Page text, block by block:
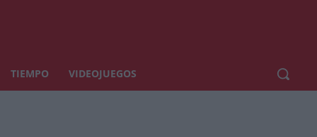
TIEMPO VIDEOJUEGOS